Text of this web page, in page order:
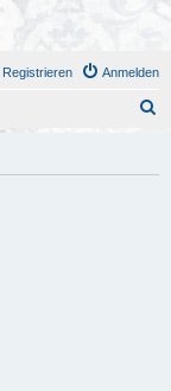
Anmelden
Registrieren